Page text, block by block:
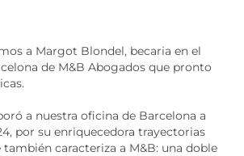
a Margot Blondel, becaria en el
de M&B Abogados que pronto
a nuestra oficina de Barcelona a
por su enriquecedora trayectorias
también caracteriza a M&B: una doble